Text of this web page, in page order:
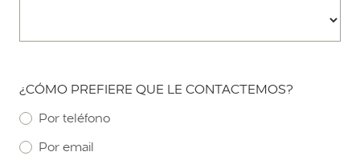
¿CÓMO PREFIERE QUE LE CONTACTEMOS?
Por teléfono
Por email